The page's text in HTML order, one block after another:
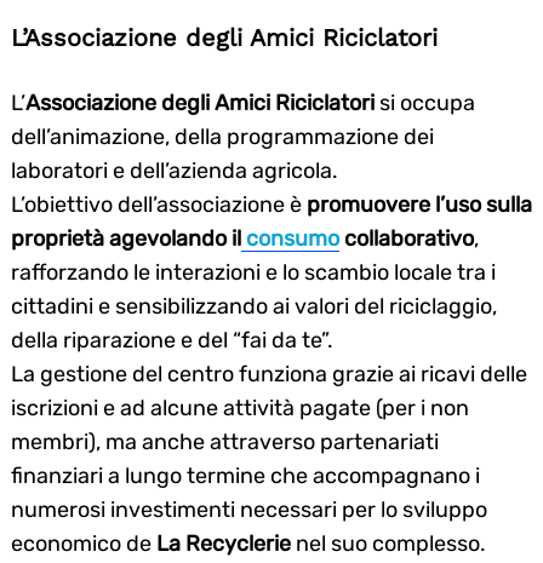
L’Associazione degli Amici Riciclatori
L’Associazione degli Amici Riciclatori si occupa
dell’animazione, della programmazione dei
laboratori e dell’azienda agricola.
L’obiettivo dell’associazione è promuovere l’uso sulla
proprietà agevolando il consumocollaborativo,
rafforzando le interazioni e lo scambio locale tra i
cittadini e sensibilizzando ai valori del riciclaggio,
della riparazione e del “fai da te”.
La gestione del centro funziona grazie ai ricavi delle
iscrizioni e ad alcune attività pagate (per i non
membri), ma anche attraverso partenariati
finanziari a lungo termine che accompagnano i
numerosi investimenti necessari per lo sviluppo
economico de La Recyclerie nel suo complesso.
Search
for: